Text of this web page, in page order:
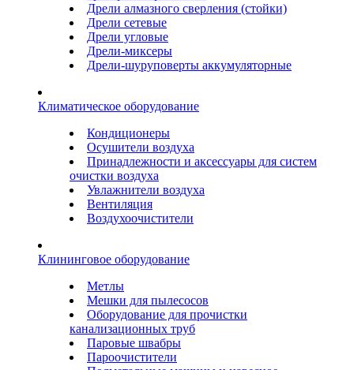
Дрели алмазного сверления (стойки)
Дрели сетевые
Дрели угловые
Дрели-миксеры
Дрели-шуруповерты аккумуляторные
Климатическое оборудование
Кондиционеры
Осушители воздуха
Принадлежности и аксессуары для систем
очистки воздуха
Увлажнители воздуха
Вентиляция
Воздухоочистители
Клининговое оборудование
Метлы
Мешки для пылесосов
Оборудование для прочистки
канализационных труб
Паровые швабры
Пароочистители